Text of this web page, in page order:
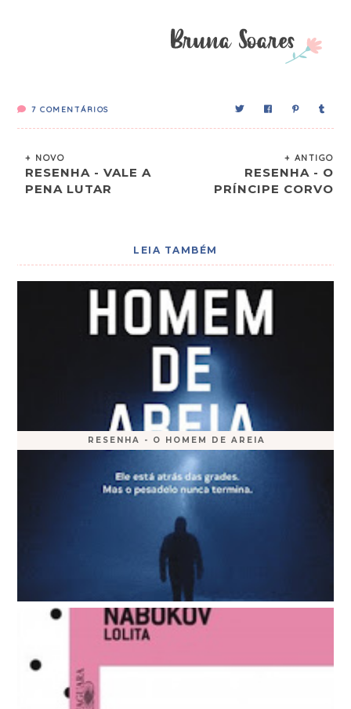
7 COMENTÁRIOS
+ NOVO
RESENHA - VALE A
PENA LUTAR
+ ANTIGO
RESENHA - O
PRÍNCIPE CORVO
LEIA TAMBÉM
RESENHA - O HOMEM DE AREIA